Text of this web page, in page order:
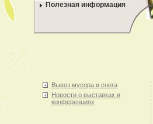
Полезная информация
Вывоз мусора и снега
Новости о выставках и
конференциях